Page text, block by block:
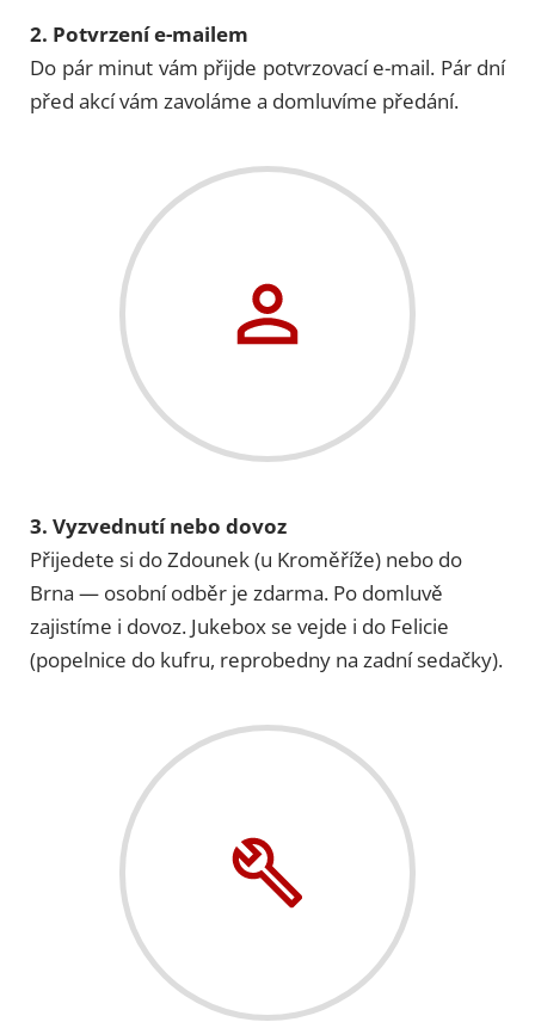
2. Potvrzení e-mailem
Do pár minut vám přijde potvrzovací e-mail. Pár dní
před akcí vám zavoláme a domluvíme předání.
3. Vyzvednutí nebo dovoz
Přijedete si do Zdounek (u Kroměříže) nebo do
Brna — osobní odběr je zdarma. Po domluvě
zajistíme i dovoz. Jukebox se vejde i do Felicie
(popelnice do kufru, reprobedny na zadní sedačky).